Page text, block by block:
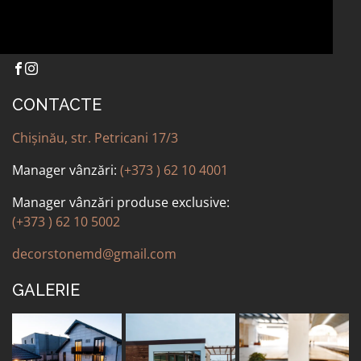
CONTACTE
Chișinău, str. Petricani 17/3
Manager vânzări: (+373 ) 62 10 4001
Manager vânzări produse exclusive:
(+373 ) 62 10 5002
decorstonemd@gmail.com
GALERIE